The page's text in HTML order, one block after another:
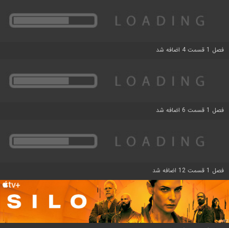
فصل 1 قسمت 4 اضافه شد
فصل 1 قسمت 6 اضافه شد
فصل 1 قسمت 12 اضافه شد